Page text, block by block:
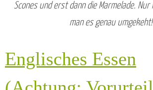
Scones und erst dann die Marmelade. Nur
man es genau umgekeht!
Englisches Essen